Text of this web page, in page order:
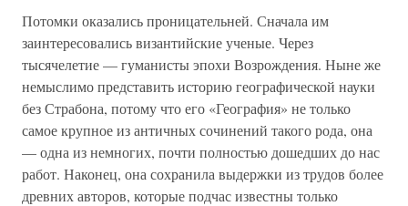
Потомки оказались проницательней. Сначала им
заинтересовались византийские ученые. Через
тысячелетие — гуманисты эпохи Возрождения. Ныне же
немыслимо представить историю географической науки
без Страбона, потому что его «География» не только
самое крупное из античных сочинений такого рода, она
— одна из немногих, почти полностью дошедших до нас
работ. Наконец, она сохранила выдержки из трудов более
древних авторов, которые подчас известны только